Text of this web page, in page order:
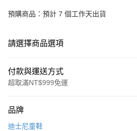
預購商品：預計 7 個工作天出貨
請選擇商品選項
付款與運送方式
超取滿NT$999免運
信用卡一次付款
品牌
迪士尼童鞋